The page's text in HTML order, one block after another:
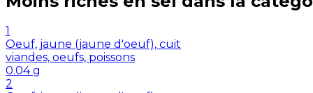
1
Oeuf, jaune (jaune d'oeuf), cuit
viandes, oeufs, poissons
0.04 g
2